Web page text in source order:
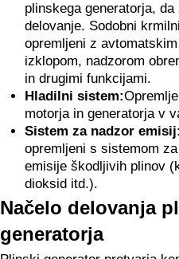
plinskega generatorja,
delovanje. Sodobni
opremljeni z
izklopom, nadzorom
in drugimi funkcijami.
Hladilni sistem:
motorja in generatorja v
Sistem za nadzor emisij:
opremljeni s sistemom
emisije škodljivih plinov
dioksid itd.).
Načelo delovanja
generatorja